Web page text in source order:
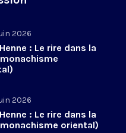
2026
: Le rire dans la
2026
: Le rire dans la
oriental)